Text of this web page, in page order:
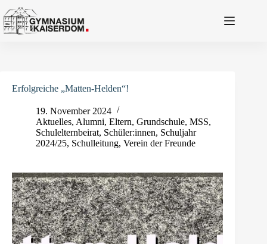
Inhalt
springen
Erfolgreiche „Matten-Helden“!
19. November 2024
Aktuelles, Alumni, Eltern, Grundschule, MSS,
Schulelternbeirat, Schüler:innen, Schuljahr
2024/25, Schulleitung, Verein der Freunde